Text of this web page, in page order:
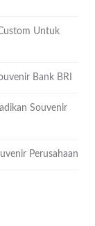
Untuk
Bank BRI
Souvenir
Perusahaan